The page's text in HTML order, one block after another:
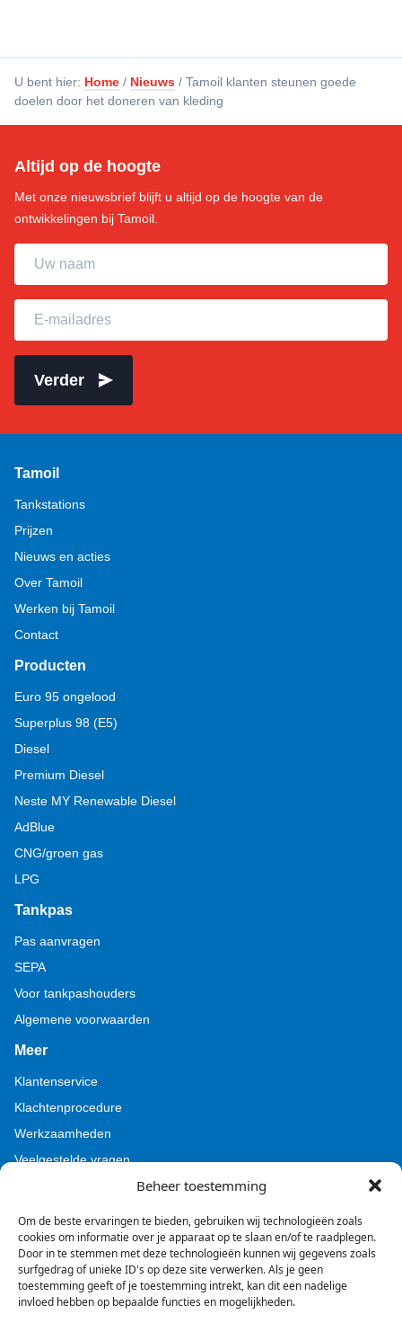
Beheer toestemming
Om de beste ervaringen te bieden, gebruiken wij technologieën zoals
cookies om informatie over je apparaat op te slaan en/of te raadplegen.
Door in te stemmen met deze technologieën kunnen wij gegevens zoals
surfgedrag of unieke ID's op deze site verwerken. Als je geen
toestemming geeft of je toestemming intrekt, kan dit een nadelige
invloed hebben op bepaalde functies en mogelijkheden.
U bent hier: Home / Nieuws / Tamoil klanten steunen goede
doelen door het doneren van kleding
Altijd op de hoogte
Met onze nieuwsbrief blijft u altijd op de hoogte van de
ontwikkelingen bij Tamoil.
Uw naam
E-mailadres
Verder
Tamoil
Tankstations
Prijzen
Nieuws en acties
Over Tamoil
Werken bij Tamoil
Contact
Producten
Euro 95 ongelood
Superplus 98 (E5)
Diesel
Premium Diesel
Neste MY Renewable Diesel
AdBlue
CNG/groen gas
LPG
Tankpas
Pas aanvragen
SEPA
Voor tankpashouders
Algemene voorwaarden
Meer
Klantenservice
Klachtenprocedure
Werkzaamheden
Veelgestelde vragen